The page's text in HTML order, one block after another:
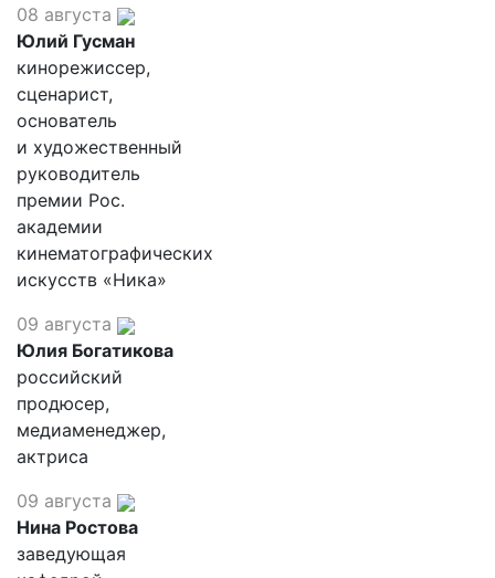
08 августа
Юлий Гусман
кинорежиссер,
сценарист,
основатель
и художественный
руководитель
премии Рос.
академии
кинематографических
искусств «Ника»
09 августа
Юлия Богатикова
российский
продюсер,
медиаменеджер,
актриса
09 августа
Нина Ростова
заведующая